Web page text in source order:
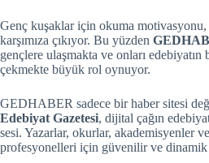
Genç kuşaklar için okuma motivasyonu,
karşımıza çıkıyor. Bu yüzden
gençlere ulaşmakta ve onları
çekmekte büyük rol oynuyor.
GEDHABER sadece bir haber sitesi
Edebiyat Gazetesi, dijital çağın
sesi. Yazarlar, okurlar, akademisyenler
profesyonelleri için güvenilir ve dinamik